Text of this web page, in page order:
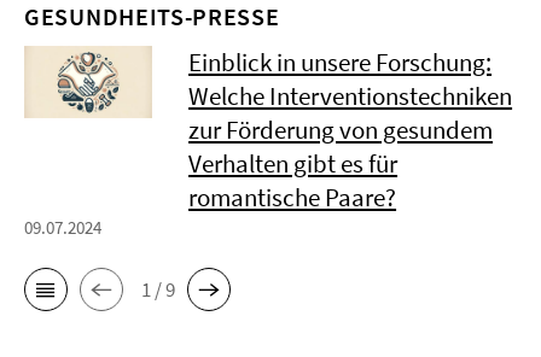
GESUNDHEITS-PRESSE
Einblick in unsere Forschung:
Welche Interventionstechniken
zur Förderung von gesundem
Verhalten gibt es für
romantische Paare?
09.07.2024
1 / 9